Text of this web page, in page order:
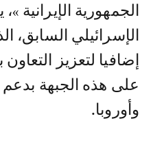
الجمهورية الإيرانية
الإسرائيلي السابق،
إضافيا لتعزيز
على هذه الجبهة بدعم
وأوروبا.